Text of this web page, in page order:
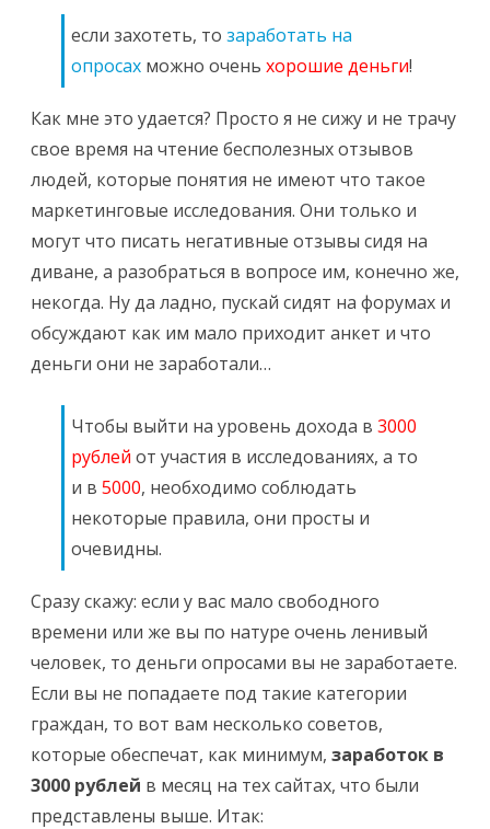
если захотеть, то заработать на
опросахможно очень хорошие деньги!
Как мне это удается? Просто я не сижу и не трачу
свое время на чтение бесполезных отзывов
людей, которые понятия не имеют что такое
маркетинговые исследования. Они только и
могут что писать негативные отзывы сидя на
диване, а разобраться в вопросе им, конечно же,
некогда. Ну да ладно, пускай сидят на форумах и
обсуждают как им мало приходит анкет и что
деньги они не заработали…
Чтобы выйти на уровень дохода в 3000
рублей от участия в исследованиях, а то
и в 5000, необходимо соблюдать
некоторые правила, они просты и
очевидны.
Сразу скажу: если у вас мало свободного
времени или же вы по натуре очень ленивый
человек, то деньги опросами вы не заработаете.
Если вы не попадаете под такие категории
граждан, то вот вам несколько советов,
которые обеспечат, как минимум, заработок в
3000 рублей в месяц на тех сайтах, что были
представлены выше. Итак: